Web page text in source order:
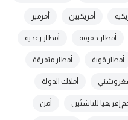
أمريكيين أمزميز
أمطار خفيفة أمطار رعدية
أمطار قوية أمطار متفرقة
أملاك الدولة
إفريقيا للناشئين أمن